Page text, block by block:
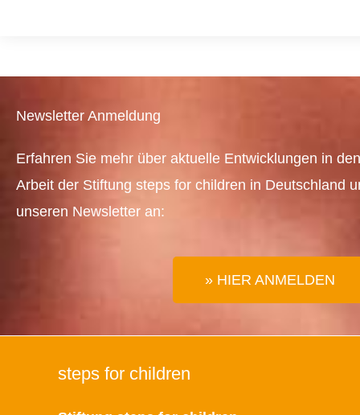
Newsletter Anmeldung
Erfahren Sie mehr über aktuelle Entwicklungen in
Arbeit der Stiftung steps for children in Deutschland
unseren Newsletter an:
» HIER ANMELDEN
steps for children